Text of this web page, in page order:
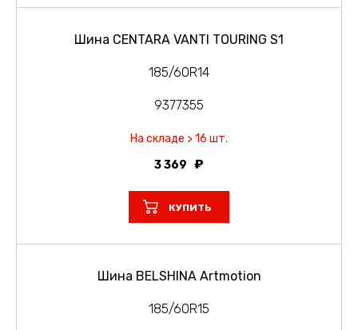
Шина CENTARA VANTI TOURING S1
185/60R14
9377355
На складе > 16 шт.
3 369
КУПИТЬ
Шина BELSHINA Artmotion
185/60R15